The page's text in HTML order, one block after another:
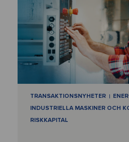
TRANSAKTIONSNYHETER
INDUSTRIELLA MASKINER OCH
RISKKAPITAL